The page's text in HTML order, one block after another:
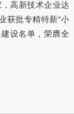
高新技术企业达
获批专精特新“小
设名单，荣膺全